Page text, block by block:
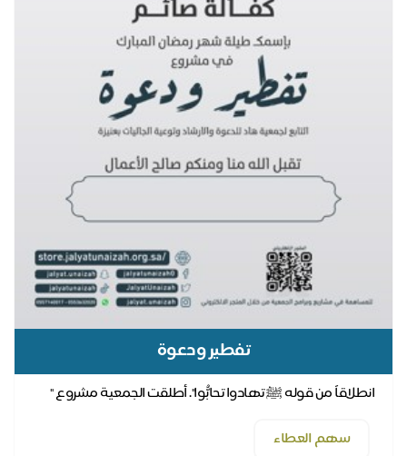
تفطير ودعوة
انطلاقاً من قوله ﷺ تهادوا تحابُّوا". أطلقت الجمعية مشروع "
سهم العطاء